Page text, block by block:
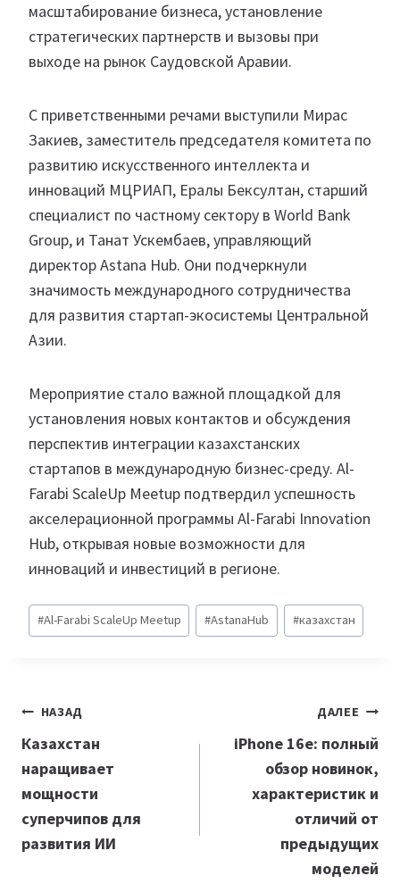
масштабирование бизнеса, установление
стратегических партнерств и вызовы при
выходе на рынок Саудовской Аравии.
С приветственными речами выступили Мирас
Закиев, заместитель председателя комитета по
развитию искусственного интеллекта и
инноваций МЦРИАП, Ералы Бексултан, старший
специалист по частному сектору в World Bank
Group, и Танат Ускембаев, управляющий
директор Astana Hub. Они подчеркнули
значимость международного сотрудничества
для развития стартап-экосистемы Центральной
Азии.
Мероприятие стало важной площадкой для
установления новых контактов и обсуждения
перспектив интеграции казахстанских
стартапов в международную бизнес-среду. Al-
Farabi ScaleUp Meetup подтвердил успешность
акселерационной программы Al-Farabi Innovation
Hub, открывая новые возможности для
инноваций и инвестиций в регионе.
Метки
записи:
#Al-Farabi ScaleUp Meetup #AstanaHub #казахстан
Навигация
по
записям
НАЗАД
Казахстан
наращивает
мощности
суперчипов для
развития ИИ
ДАЛЕЕ
iPhone 16е: полный
обзор новинок,
характеристик и
отличий от
предыдущих
моделей